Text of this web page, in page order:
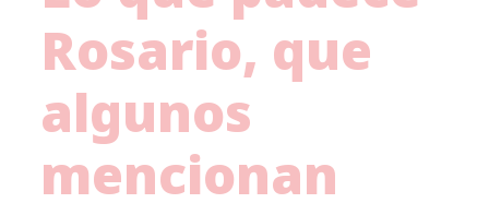
Rosario, que
algunos
mencionan